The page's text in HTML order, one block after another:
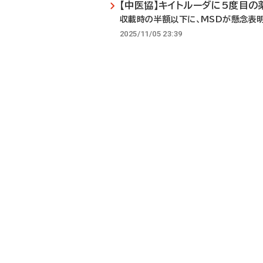
【中医協】キイトルーダに5度目
収載時の半額以下に、MSDが懸念表明
2025/11/05 23:39